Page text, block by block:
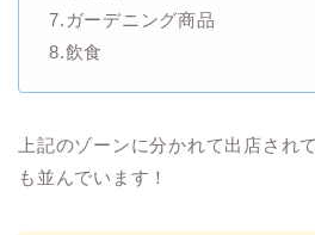
7.ガーデニング商品
8.飲食
上記のゾーンに分かれて出店され
も並んでいます！